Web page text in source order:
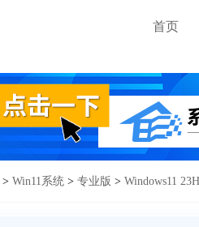
首页
> Win11系统 > 专业版 > Windows11